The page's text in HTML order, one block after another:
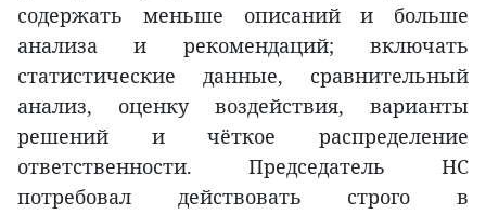
содержать меньше описаний и больше
анализа и рекомендаций; включать
статистические данные, сравнительный
анализ, оценку воздействия, варианты
решений и чёткое распределение
ответственности. Председатель НС
потребовал действовать строго в